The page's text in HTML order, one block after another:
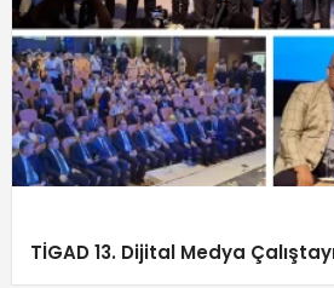
TİGAD 13. Dijital Medya